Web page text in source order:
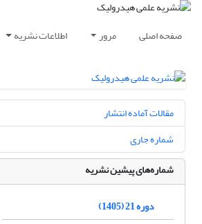
صفحه اصلی مرور اطلاعات نشریه
مقالات آماده انتشار
شماره جاری
شماره‌های پیشین نشریه
دوره 21 (1405)